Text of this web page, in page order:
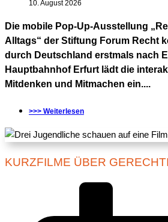
10. August 2026
Die mobile Pop-Up-Ausstellung
Alltags“ der Stiftung Forum Recht
durch Deutschland erstmals nach
Hauptbahnhof Erfurt lädt die
Mitdenken und Mitmachen ein....
>>> Weiterlesen
KURZFILME ÜBER